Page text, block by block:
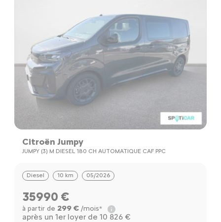
Citroën Jumpy
JUMPY (3) M DIESEL 180 CH AUTOMATIQUE CAF PPC
Diesel 10 km 05/2026
35990 €
à partir de 299 €/mois*
après un 1er loyer de 10 826 €